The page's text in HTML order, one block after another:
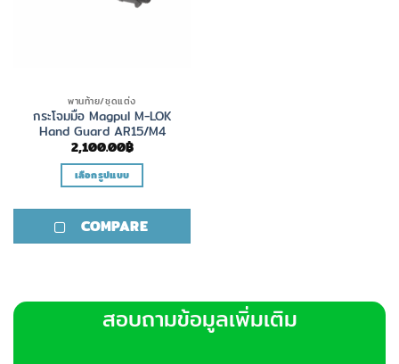
พานท้าย/ชุดแต่ง
กระโจมมือ Magpul M-LOK
Hand Guard AR15/M4
2,100.00฿
เลือกรูปแบบ
product
has
options
may
COMPARE
สอบถามข้อมูลเพิ่มเติม